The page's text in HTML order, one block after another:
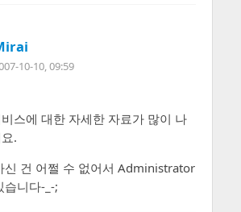
10-10, 09:59
스에 대한 자세한 자료가 많이 나
.
신 건 어쩔 수 없어서 Administrator
습니다-_-;